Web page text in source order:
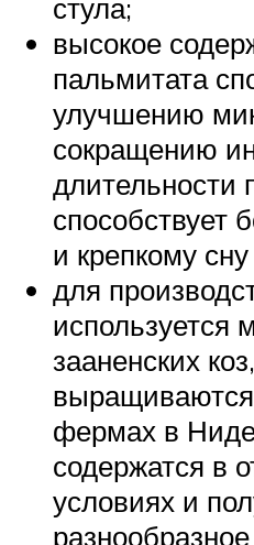
стула;
высокое
пальмитата
улучшению
сокращению
длительности
способствует
и крепкому
для
используется
зааненских
фермах в
содержатся в
условиях и